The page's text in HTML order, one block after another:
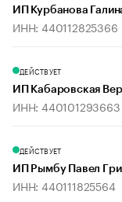
ИП Курбанова
ИНН: 440112825366
ДЕЙСТВУЕТ
ИП Кабаровская
ИНН: 440101293663
ДЕЙСТВУЕТ
ИП Рымбу Павел
ИНН: 440111825564